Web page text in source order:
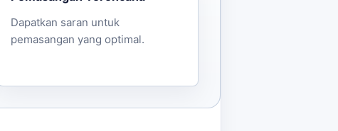
Dapatkan saran untuk
pemasangan yang optimal.